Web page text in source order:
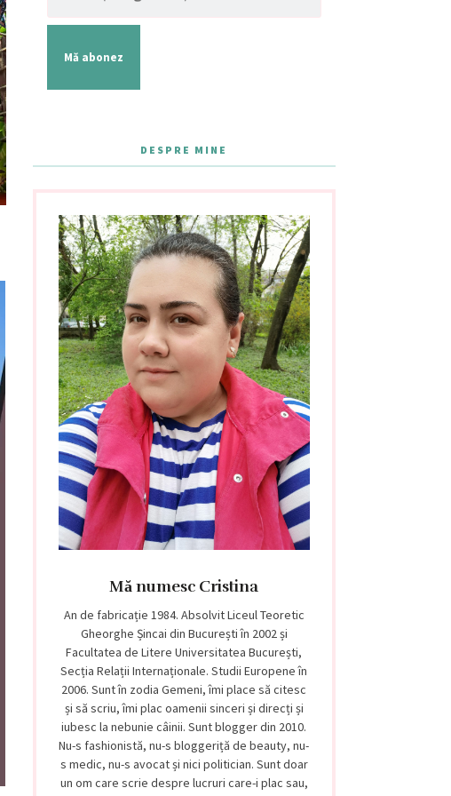
Mă abonez
DESPRE MINE
Mă numesc Cristina
An de fabricație 1984. Absolvit Liceul Teoretic
Gheorghe Șincai din București în 2002 și
Facultatea de Litere Universitatea București,
Secția Relații Internaționale. Studii Europene în
2006. Sunt în zodia Gemeni, îmi place să citesc
și să scriu, îmi plac oamenii sinceri și direcți și
iubesc la nebunie câinii. Sunt blogger din 2010.
Nu-s fashionistă, nu-s bloggeriță de beauty, nu-
s medic, nu-s avocat și nici politician. Sunt doar
un om care scrie despre lucruri care-i plac sau,